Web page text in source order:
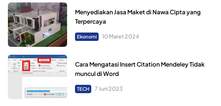
Menyediakan Jasa Maket di Nawa Cipta yang
Terpercaya
Ekonomi 10 Maret 2024
Cara Mengatasi Insert Citation Mendeley Tidak
muncul di Word
TECH 7 Juni 2023